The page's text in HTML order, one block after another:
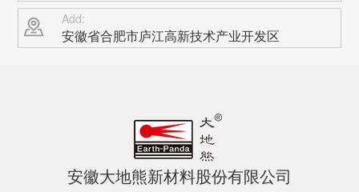
Add:
安徽省合肥市庐江高新技术产业开发区
安徽大地熊新材料股份有限公司